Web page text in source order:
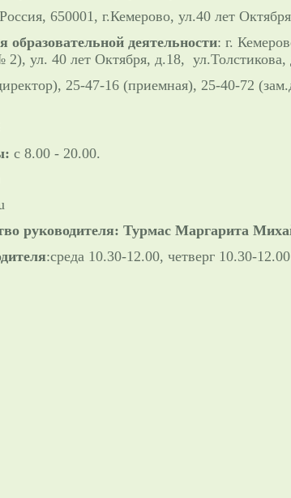
Россия, 650001, г.Кемерово, ул.40 лет
образовательной деятельности: г.
ул. 40 лет Октября, д.18,
25-47-16 (приемная), 25-40-72
с 8.00 - 20.00.
руководителя: Турмас Маргарита
:среда 10.30-12.00, четверг 10.30-12.00